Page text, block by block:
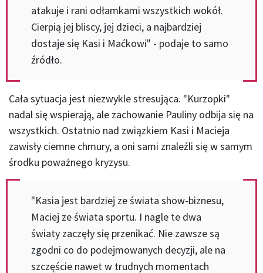
atakuje i rani odłamkami wszystkich wokół.
Cierpią jej bliscy, jej dzieci, a najbardziej
dostaje się Kasi i Maćkowi" - podaje to samo
źródło.
Cała sytuacja jest niezwykle stresująca. "Kurzopki"
nadal się wspierają, ale zachowanie Pauliny odbija się na
wszystkich. Ostatnio nad związkiem Kasi i Macieja
zawisły ciemne chmury, a oni sami znaleźli się w samym
środku poważnego kryzysu.
"Kasia jest bardziej ze świata show-biznesu,
Maciej ze świata sportu. I nagle te dwa
światy zaczęły się przenikać. Nie zawsze są
zgodni co do podejmowanych decyzji, ale na
szczęście nawet w trudnych momentach